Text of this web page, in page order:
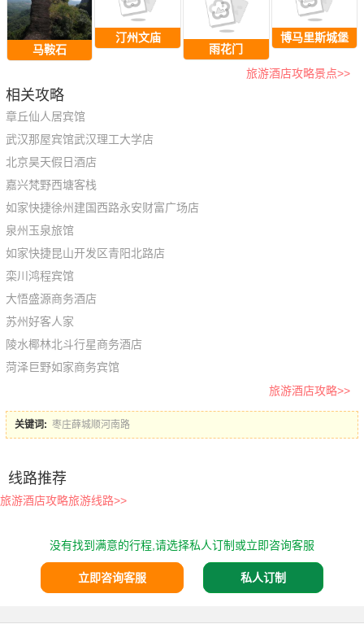
马鞍石
汀州文庙
雨花门
博马里斯城堡
旅游酒店攻略景点>>
相关攻略
章丘仙人居宾馆
武汉那屋宾馆武汉理工大学店
北京昊天假日酒店
嘉兴梵野西塘客栈
如家快捷徐州建国西路永安财富广场店
泉州玉泉旅馆
如家快捷昆山开发区青阳北路店
栾川鸿程宾馆
大悟盛源商务酒店
苏州好客人家
陵水椰林北斗行星商务酒店
菏泽巨野如家商务宾馆
旅游酒店攻略>>
关键词: 枣庄薛城顺河南路
线路推荐
旅游酒店攻略旅游线路>>
没有找到满意的行程,请选择私人订制或立即咨询客服
立即咨询客服 私人订制